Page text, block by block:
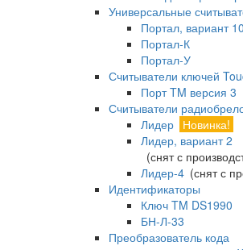
Универсальные
Портал, вариант 10
Портал-К
Портал-У
Считыватели ключей
Порт TM версия 3
Считыватели
Лидер Новинка!
Лидер, вариант 2
(снят с
Лидер-4 (снят с
Идентификаторы
Ключ TM DS1990
БН-Л-33
Преобразователь кода